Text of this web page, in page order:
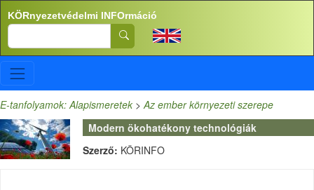
Ugrás a tartalomra
KÖRnyezetvédelmi INFOrmáció
Search
E-tanfolyamok: Alapismeretek >Az ember környezeti szerepe
Modern ökohatékony technológiák
Szerző: KÖRINFO